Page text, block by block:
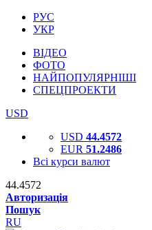
РУС
УКР
ВІДЕО
ФОТО
НАЙПОПУЛЯРНІШІ
СПЕЦПРОЕКТИ
USD
USD 44.4572
EUR 51.2486
Всі курси валют
44.4572
Авторизація
Пошук
RU